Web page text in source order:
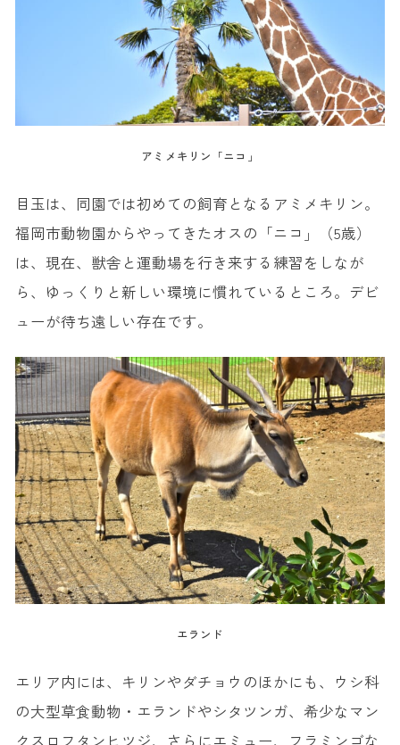
アミメキリン「ニコ」
目玉は、同園では初めての飼育となるアミメキリン。
福岡市動物園からやってきたオスの「ニコ」（5歳）
は、現在、獣舎と運動場を行き来する練習をしなが
ら、ゆっくりと新しい環境に慣れているところ。デビ
ューが待ち遠しい存在です。
エランド
エリア内には、キリンやダチョウのほかにも、ウシ科
の大型草食動物・エランドやシタツンガ、希少なマン
クスロフタンヒツジ、さらにエミュー、フラミンゴな